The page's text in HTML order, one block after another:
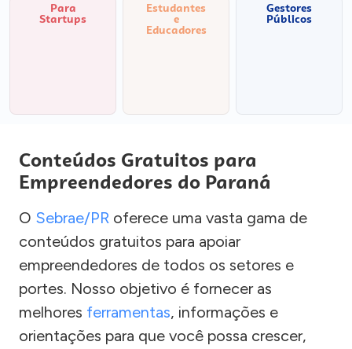
Para
Startups
Estudantes
e
Educadores
Gestores
Públicos
Conteúdos Gratuitos para
Empreendedores do Paraná
O Sebrae/PR oferece uma vasta gama de
conteúdos gratuitos para apoiar
empreendedores de todos os setores e
portes. Nosso objetivo é fornecer as
melhores ferramentas, informações e
orientações para que você possa crescer,